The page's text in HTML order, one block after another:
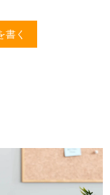
書く
際に可能な限り最高
送の場合、中継料が
ため、ご入金を確
はなく、一つ一つ手
ージに記載しており
配送方法」の選択に
までご
ますか？
注文明細をメールに
でしょうか。
場合は、カスタマー
りください。配送先